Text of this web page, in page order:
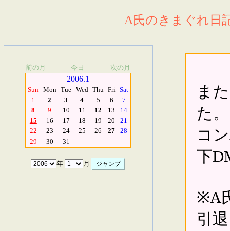
A氏のきまぐれ日
前の月 今日 次の月
2006.1
Sun Mon Tue Wed Thu Fri Sat
1
2 3 4 5 6
7
8
9 10 11 12 13
14
15
16 17 18 19 20
21
22
23 24 25 26 27
28
29
30 31
年 月
ま
た。
コ
下
※A
引